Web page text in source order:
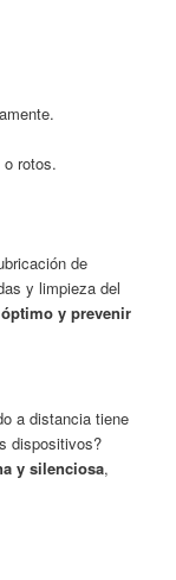
rotos.
de
y limpieza del
y prevenir
a distancia tiene
dispositivos?
y silenciosa,